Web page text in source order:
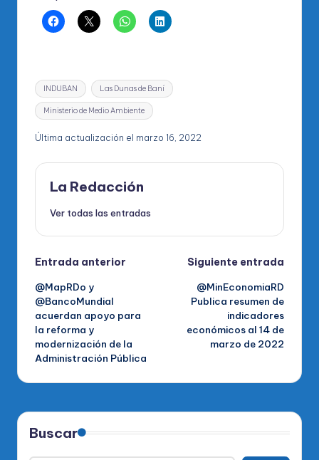
Etiquetas:
INDUBAN Las Dunas de Baní
Ministerio de Medio Ambiente
Última actualización el marzo 16, 2022
La Redacción
Ver todas las entradas
Navegación
de
entradas
Entrada anterior
@MapRDo y
@BancoMundial
acuerdan apoyo para
la reforma y
modernización de la
Administración Pública
Siguiente entrada
@MinEconomiaRD
Publica resumen de
indicadores
económicos al 14 de
marzo de 2022
Buscar